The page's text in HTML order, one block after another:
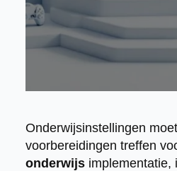
Onderwijsinstellingen
voorbereidingen treffen
onderwijsimplementatie,